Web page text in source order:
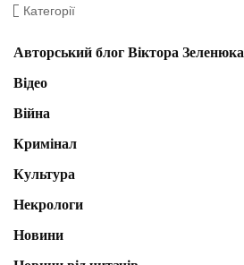
Категорії
Авторський блог Віктора Зеленюка
Відео
Війна
Кримінал
Культура
Некрологи
Новини